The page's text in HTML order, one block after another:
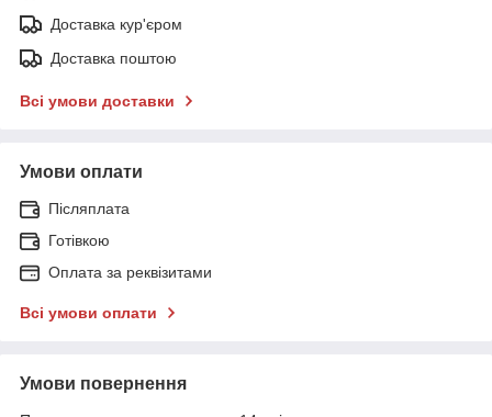
Доставка кур'єром
Доставка поштою
Всі умови доставки
Умови оплати
Післяплата
Готівкою
Оплата за реквізитами
Всі умови оплати
Умови повернення